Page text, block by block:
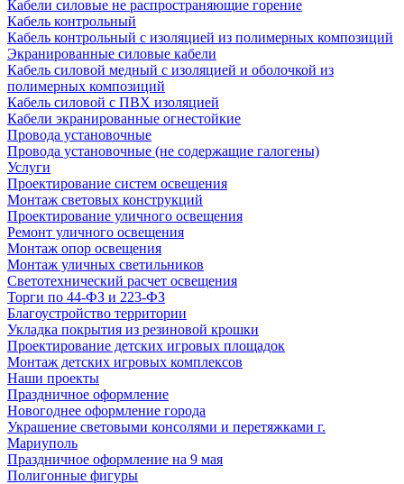
Кабели силовые не распространяющие горение
Кабель контрольный
Кабель контрольный с изоляцией из полимерных композиций
Экранированные силовые кабели
Кабель силовой медный с изоляцией и оболочкой из
полимерных композиций
Кабель силовой с ПВХ изоляцией
Кабели экранированные огнестойкие
Провода установочные
Провода установочные (не содержащие галогены)
Услуги
Проектирование систем освещения
Монтаж световых конструкций
Проектирование уличного освещения
Ремонт уличного освещения
Монтаж опор освещения
Монтаж уличных светильников
Светотехнический расчет освещения
Торги по 44-ФЗ и 223-ФЗ
Благоустройство территории
Укладка покрытия из резиновой крошки
Проектирование детских игровых площадок
Монтаж детских игровых комплексов
Наши проекты
Праздничное оформление
Новогоднее оформление города
Украшение световыми консолями и перетяжками г.
Мариуполь
Праздничное оформление на 9 мая
Полигонные фигуры